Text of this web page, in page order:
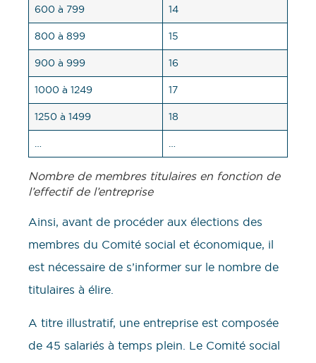
600 à 799 14
800 à 899 15
900 à 999 16
1000 à 1249 17
1250 à 1499 18
… …
Nombre de membres titulaires en fonction de
l’effectif de l’entreprise
Ainsi, avant de procéder aux élections des
membres du Comité social et économique, il
est nécessaire de s’informer sur le nombre de
titulaires à élire.
A titre illustratif, une entreprise est composée
de 45 salariés à temps plein. Le Comité social